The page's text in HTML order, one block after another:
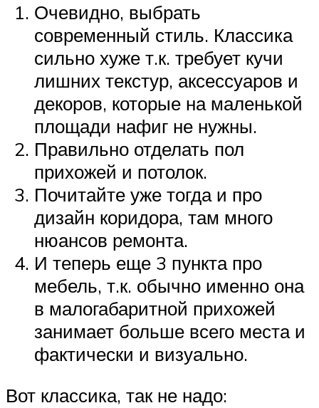
Очевидно, выбрать
современный стиль. Классика
сильно хуже т.к. требует кучи
лишних текстур, аксессуаров и
декоров, которые на маленькой
площади нафиг не нужны.
Правильно отделать пол
прихожей и потолок.
Почитайте уже тогда и про
дизайн коридора, там много
нюансов ремонта.
И теперь еще 3 пункта про
мебель, т.к. обычно именно она
в малогабаритной прихожей
занимает больше всего места и
фактически и визуально.
Вот классика, так не надо: